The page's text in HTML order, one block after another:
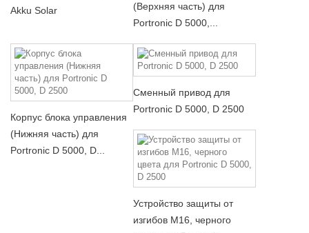
Akku Solar
(Верхняя часть) для
Portronic D 5000,...
Корпус блока управления
(Нижняя часть) для
Portronic D 5000, D...
Сменный привод для
Portronic D 5000, D 2500
Устройство защиты от
изгибов M16, черного